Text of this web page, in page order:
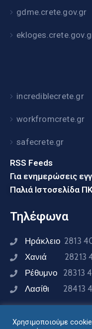
gdme.crete.gov.gr
incrediblecrete.gr
workfromcrete.gr
safecrete.gr
RSS Feeds
Για ενημερώσεις
Παλιά Ιστοσελίδα
Τηλέφωνα
Ηράκλειο 2813
Χανιά 28213
Ρέθυμνο 28313
Λασίθι 28413
Χρησιμοποιούμε